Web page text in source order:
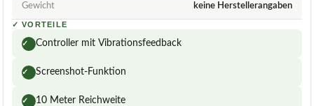
Gewicht keine Herstellerangaben
✓ VORTEILE
✓ Controller mit Vibrationsfeedback
✓ Screenshot-Funktion
✓ 10 Meter Reichweite